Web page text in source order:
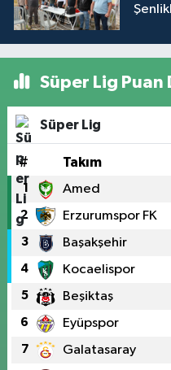
Süper Lig Puan
Süper Lig
# Takım
1 Amed
2 Erzurumspor FK
3 Başakşehir
4 Kocaelispor
5 Beşiktaş
6 Eyüpspor
7 Galatasaray